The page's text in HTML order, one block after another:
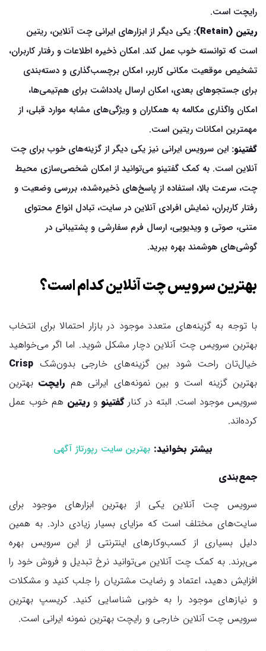
رایچت است.
ریتین (Retain):
یکی دیگر از ابزارهای ایرانی چت آنلاین، ریتین
است که توانسته خوب عمل کند. امکان ذخیره اطلاعات و رفتار کاربران،
تشخیص موقعیت مکانی کاربر، امکان برچسب‌گذاری و دسته‌بندی
برای جستجوهای بعدی، امکان ارسال یادداشت برای هم‌تیمی‌ها،
امکان واگذاری مکالمه به همکاران و ویژگی‌های مشابه موارد قبلی، از
مهمترین امکانات ریتین است.
گفتینو: این سرویس ایرانی نیز یکی دیگر از گزینه‌های خوب برای چت
آنلاین است. به کمک گفتینو می‌توانید از امکان شخصی‌سازی محیط
چت، سرعت بالا، استفاده از پاسخ‌های ذخیره‌شده، بررسی وضعیت و
رفتار کاربران، نمایش افرادی آنلاین در سایت، تبادل انواع محتوای
متنی، صوتی و ویدیویی، ارسال فرم سفارشی و پشتیبانی در
گوشی‌های هوشمند بهره ببرید.
بهترین سرویس چت آنلاین کدام است؟
با توجه به گزینه‌های متعدد موجود در بازار احتمالا برای انتخاب
بهترین سرویس چت آنلاین دچار مشکل شوید. اما اگر می‌خواهید
خیال‌تان راحت شود بین گزینه‌های خارجی بدون‌شک Crisp
بهترین گزینه است و بین نمونه‌های ایرانی هم رایچت بهترین
سرویس موجود است. البته در کنارگفتینو و ریتین هم خوب عمل
کرده‌اند.
بیشتر بخوانید: بهترین سایت رپورتاژ آگهی
جمع‌بندی
سرویس چت آنلاین یکی از بهترین ابزارهای موجود برای
سایت‌های مختلف است که مزایای بسیار زیادی دارد. به همین
دلیل بسیاری از کسب‌وکارهای اینترنتی از این سرویس بهره
می‌برند. به کمک چت آنلاین می‌توانید نرخ تبدیل و فروش خود را
افزایش دهید، اعتماد و رضایت مشتریان را جلب کنید و مشکلات
و نیازهای موجود را به خوبی شناسایی کنید. کریسپ بهترین
سرویس چت آنلاین خارجی و رایچت بهترین نمونه ایرانی است.